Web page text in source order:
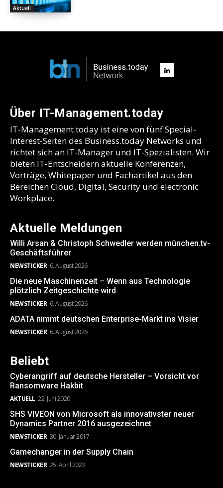
Aktuell
Über IT-Management.today
IT-Management.today ist eine von fünf Special-
Interest-Seiten des Business.today Networks und
richtet sich an IT-Manager und IT-Spezialisten. Wir
bieten IT-Entscheidern aktuelle Konferenzen,
Vorträge, Whitepaper und Fachartikel aus den
Bereichen Cloud, Digital, Security und electronic
Workplace.
Aktuelle Meldungen
Willi Arsan & Christoph Schwedler werden münchen.tv-
Geschäftsführer
NEWSTICKER 6. August 2026
Die neue Maschinenzeit – Wenn aus Technologie
plötzlich Zeitgeschichte wird
NEWSTICKER 6. August 2026
ADATA nimmt deutschen Enterprise-Markt ins Visier
NEWSTICKER 6. August 2026
Beliebt
Cyberangriff auf deutsche Hersteller – Vorsicht vor
Ransomware Hakbit
AKTUELL 22. Juni 2020
SHS VIVEON von Microsoft als innovativster neuer
Dynamics Partner 2016 ausgezeichnet
NEWSTICKER 30. Januar 2017
Gamechanger in der Supply Chain
NEWSTICKER 25. April 2023